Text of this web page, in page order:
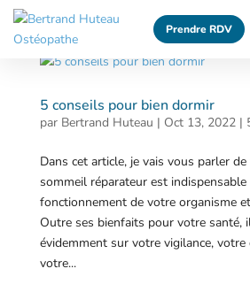
5 conseils pour bien dormir
par Bertrand Huteau | Oct 13, 2022|
Dans cet article, je vais vous parler
sommeil réparateur est indispensable
fonctionnement de votre organisme
Outre ses bienfaits pour votre santé,
évidemment sur votre vigilance, votre
votre...
Prendre RDV